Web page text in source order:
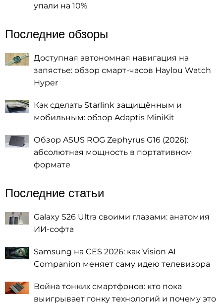
упали на 10%
Последние обзоры
Доступная автономная навигация на
запястье: обзор смарт-часов Haylou Watch
Hyper
Как сделать Starlink защищённым и
мобильным: обзор Adaptis MiniKit
Обзор ASUS ROG Zephyrus G16 (2026):
абсолютная мощность в портативном
формате
Последние статьи
Galaxy S26 Ultra своими глазами: анатомия
ИИ-софта
Samsung на CES 2026: как Vision AI
Companion меняет саму идею телевизора
Война тонких смартфонов: кто пока
выигрывает гонку технологий и почему это